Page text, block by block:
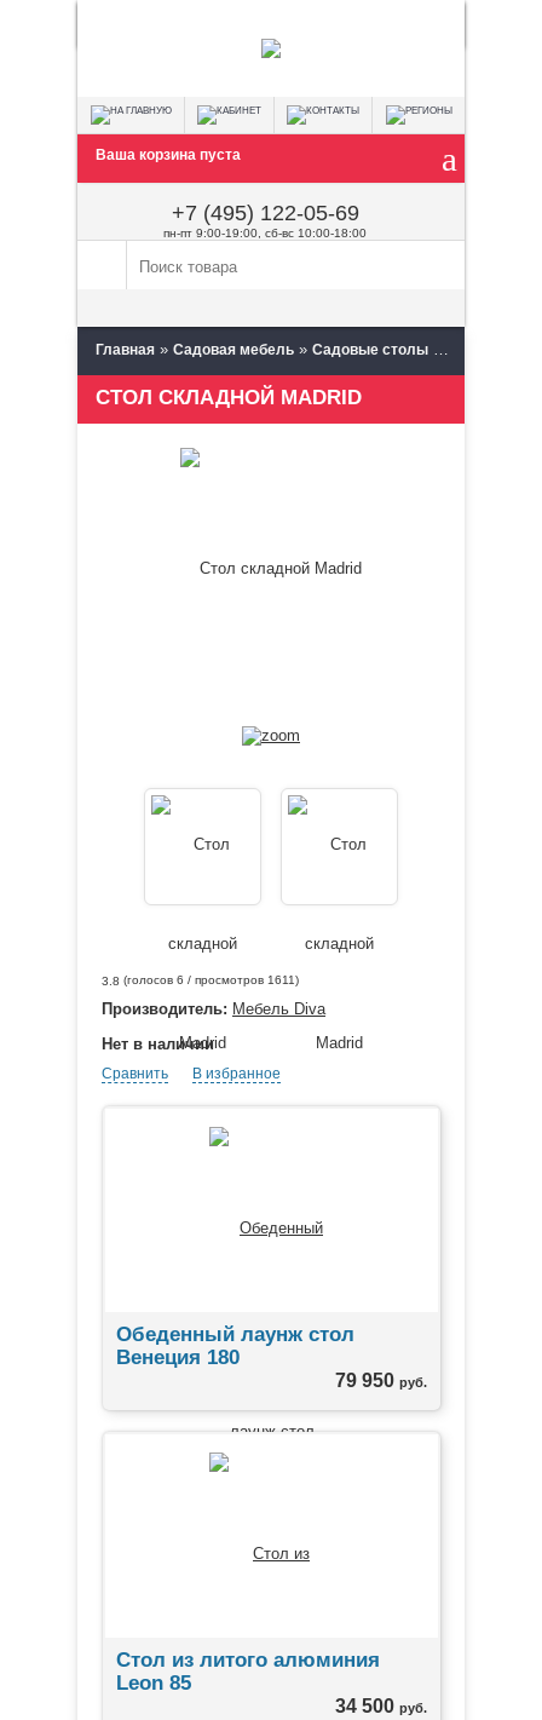
Ваша корзина пуста
+7 (495) 122-05-69
пн-пт 9:00-19:00, сб-вс 10:00-18:00
Главная » Садовая мебель » Садовые столы Столы
СТОЛ СКЛАДНОЙ MADRID
3.8 (голосов 6 / просмотров 1611)
Производитель: Мебель Diva
Нет в наличии
Сравнить В избранное
Обеденный лаунж стол
Венеция 180
79 950 руб.
Стол из литого алюминия
Leon 85
34 500 руб.